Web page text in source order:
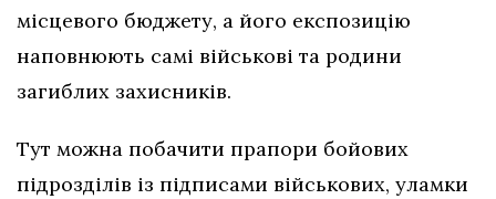
місцевого бюджету, а його експозицію
наповнюють самі військові та родини
загиблих захисників.
Тут можна побачити прапори бойових
підрозділів із підписами військових, уламки